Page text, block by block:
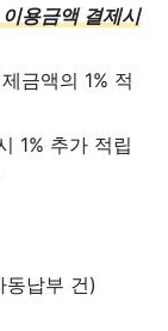
용금액 결제시
금액의 1% 적
1% 추가 적립
동납부 건)